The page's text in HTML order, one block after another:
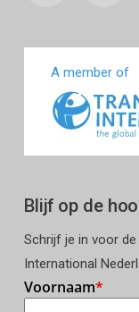
A member of
Blijf op de
Schrijf je in voor
International